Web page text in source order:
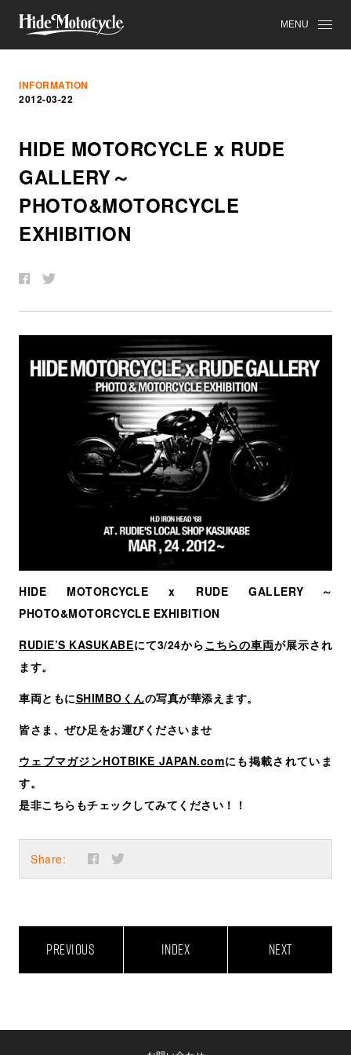
MENU
INFORMATION
2012-03-22
HIDE MOTORCYCLE x RUDE
GALLERY～
PHOTO&MOTORCYCLE
EXHIBITION
HIDE MOTORCYCLE x RUDE GALLERY～
PHOTO&MOTORCYCLE EXHIBITION
RUDIE’S KASUKABEにて3/24からこちらの車両が展示され
ます。
車両ともにSHIMBOくんの写真が華添えます。
皆さま、ぜひ足をお運びくださいませ
ウェブマガジンHOTBIKE JAPAN.comにも掲載されていま
す。
是非こちらもチェックしてみてください！！
Share:
PREVIOUS INDEX NEXT